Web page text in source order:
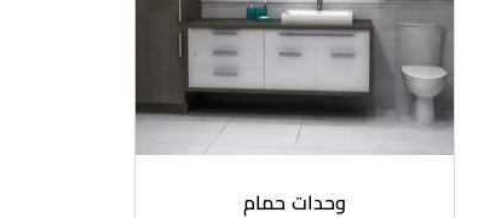
وحدات حمام